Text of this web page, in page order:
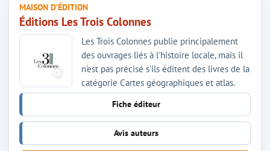
MAISON D'ÉDITION
Éditions Les Trois Colonnes
Les Trois Colonnes publie principalement
des ouvrages liés à l'histoire locale, mais il
n'est pas précisé s'ils éditent des livres de la
catégorie Cartes géographiques et atlas.
Fiche éditeur
Avis auteurs